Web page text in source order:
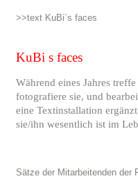
>>text KuBi`s faces
KuBi s faces
Während eines Jahres
fotografiere sie, und
eine Textinstallation
sie/ihn wesentlich ist im
Sätze der Mitarbeitenden der